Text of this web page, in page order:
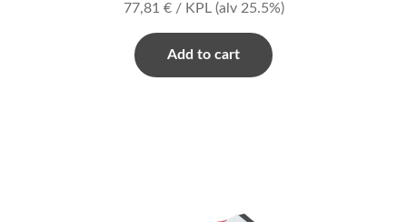
77,81 €/ KPL (alv 25.5%)
Add to cart